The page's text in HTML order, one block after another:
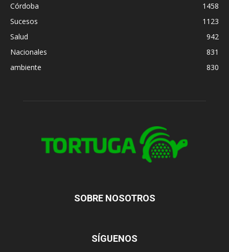
Córdoba
1458
Sucesos
1123
Salud
942
Nacionales
831
ambiente
830
SOBRE NOSOTROS
SÍGUENOS